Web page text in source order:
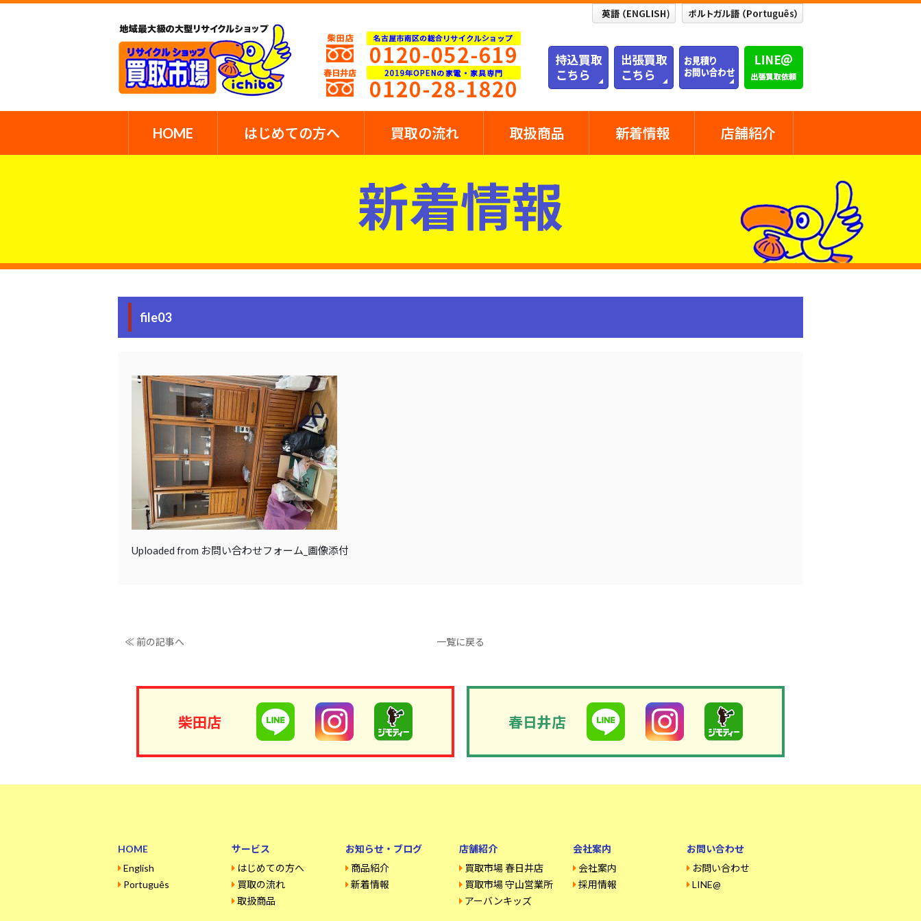
HOME はじめての方へ 買取の流れ 取扱商品 新着情報 店舗紹介
新着情報
file03
Uploaded from お問い合わせフォーム_画像添付
≪ 前の記事へ 一覧に戻る
柴田店 春日井店
HOME
English
Português
サービス
はじめての方へ
買取の流れ
取扱商品
お知らせ・ブログ
商品紹介
新着情報
店舗紹介
買取市場 春日井店
買取市場 守山営業所
アーバンキッズ
会社案内
会社案内
採用情報
お問い合わせ
お問い合わせ
LINE@